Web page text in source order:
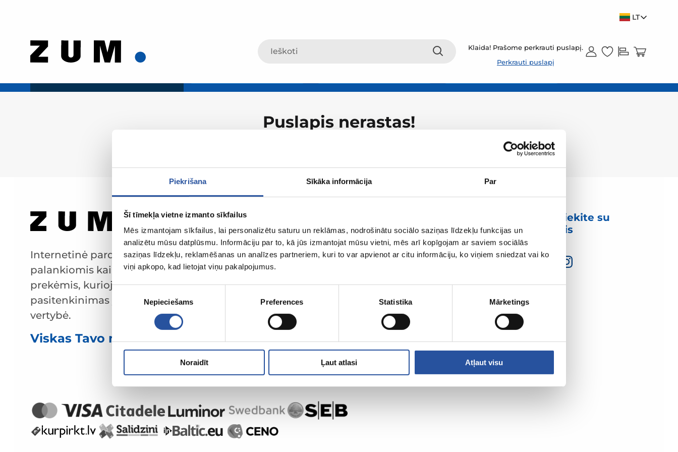
Piekrišana Sīkāka informācija Par
Šī tīmekļa vietne izmanto sīkfailus
Mēs izmantojam sīkfailus, lai personalizētu saturu un reklāmas, nodrošinātu sociālo saziņas līdzekļu funkcijas un
analizētu mūsu datplūsmu. Informāciju par to, kā jūs izmantojat mūsu vietni, mēs arī kopīgojam ar saviem sociālās
saziņas līdzekļu, reklamēšanas un analīzes partneriem, kuri to var apvienot ar citu informāciju, ko viņiem sniedzat vai ko
viņi apkopo, kad lietojat viņu pakalpojumus.
Piekrišanas
Nepieciešams Preferences Statistika Mārketings
Noraidīt Ļaut atlasi Atļaut visu
LT
Klaida! Prašome perkrauti puslapį.
Perkrauti puslapį
Puslapis nerastas!
Internetinė parduotuvė su
palankiomis kainomis ir kokybiškomis
prekėmis, kurioje klientų
pasitenkinimas yra mūsų pagrindinė
vertybė.
Viskas Tavo namams ir sodui!
Susisiekite su
mumis